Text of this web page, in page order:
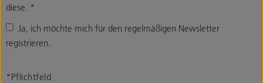
diese. *
Ja, ich möchte mich für den regelmäßigen Newsletter
registrieren.
*Pflichtfeld